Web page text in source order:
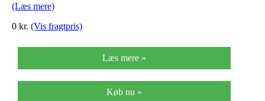
(Læs mere)
0 kr. (Vis fragtpris)
Læs mere »
Køb nu »